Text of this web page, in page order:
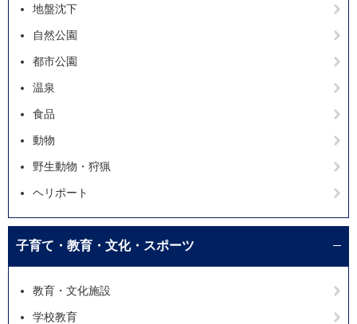
地盤沈下
自然公園
都市公園
温泉
食品
動物
野生動物・狩猟
ヘリポート
子育て・教育・文化・スポーツ
教育・文化施設
学校教育